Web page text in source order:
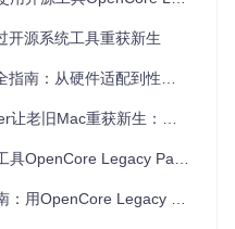
盘
可工作但建
议升级
⚠️ 部分老旧
补丁
开源系统工具重获新生
：从硬件适配到性能焕新
重获新生：拯救计划全解析
Legacy Patcher实现Mac系统升级
Legacy Patcher让旧Mac焕发新生